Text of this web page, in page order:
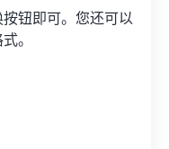
钮即可。您还可以
。